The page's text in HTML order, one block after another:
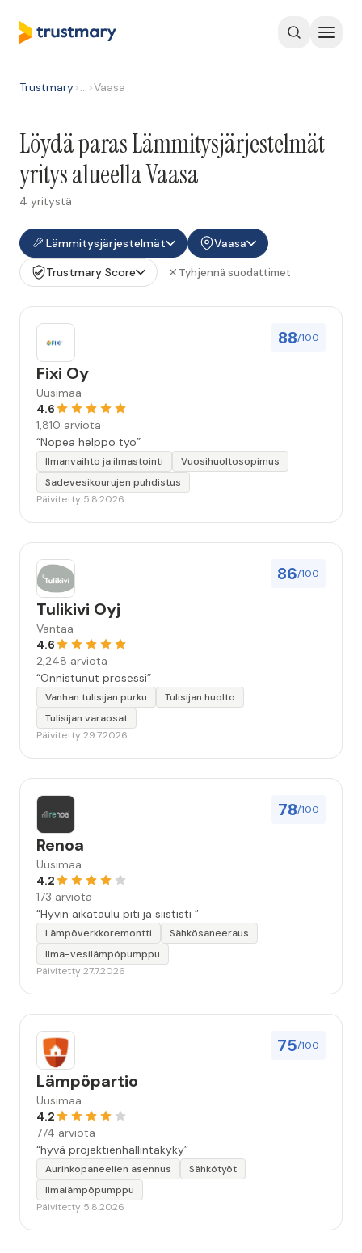
Trustmary>…>Vaasa
Löydä paras Lämmitysjärjestelmät-
yritys alueella Vaasa
4 yritystä
Lämmitysjärjestelmät
Vaasa
Trustmary Score
Tyhjennä suodattimet
88/100
Fixi Oy
Uusimaa
4.6
1,810 arviota
“Nopea helppo työ”
Ilmanvaihto ja ilmastointi
Vuosihuoltosopimus
Sadevesikourujen puhdistus
Päivitetty 5.8.2026
86/100
Tulikivi Oyj
Vantaa
4.6
2,248 arviota
“Onnistunut prosessi”
Vanhan tulisijan purku
Tulisijan huolto
Tulisijan varaosat
Päivitetty 29.7.2026
78/100
Renoa
Uusimaa
4.2
173 arviota
“Hyvin aikataulu piti ja siististi ”
Lämpöverkkoremontti
Sähkösaneeraus
Ilma-vesilämpöpumppu
Päivitetty 27.7.2026
75/100
Lämpöpartio
Uusimaa
4.2
774 arviota
“hyvä projektienhallintakyky”
Aurinkopaneelien asennus
Sähkötyöt
Ilmalämpöpumppu
Päivitetty 5.8.2026